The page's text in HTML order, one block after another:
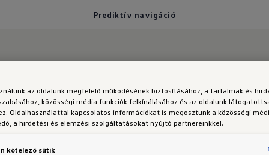
Prediktív navigáció
az oldalunk megfelelő működésének biztosításához, a tartalmak és
közösségi média funkciók felkínálásához és az oldalunk
Oldalhasználattal kapcsolatos információkat is megosztunk a közösségi
a hirdetési és elemzési szolgáltatásokat nyújtó partnereinkkel.
kötelező sütik